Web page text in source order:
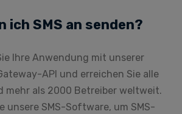
ich SMS an senden?
Ihre Anwendung mit unserer
API und erreichen Sie alle
mehr als 2000 Betreiber weltweit.
unsere SMS-Software, um SMS-